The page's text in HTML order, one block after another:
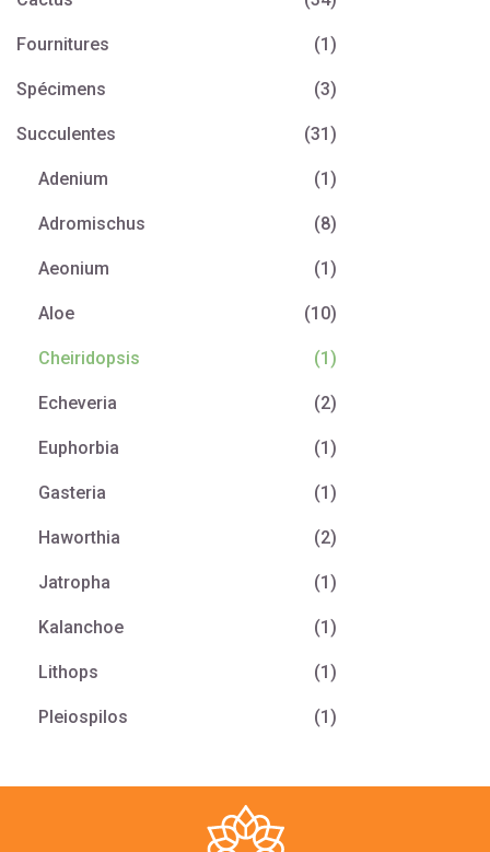
Fournitures (1)
Spécimens (3)
Succulentes (31)
Adenium (1)
Adromischus (8)
Aeonium (1)
Aloe (10)
Cheiridopsis (1)
Echeveria (2)
Euphorbia (1)
Gasteria (1)
Haworthia (2)
Jatropha (1)
Kalanchoe (1)
Lithops (1)
Pleiospilos (1)